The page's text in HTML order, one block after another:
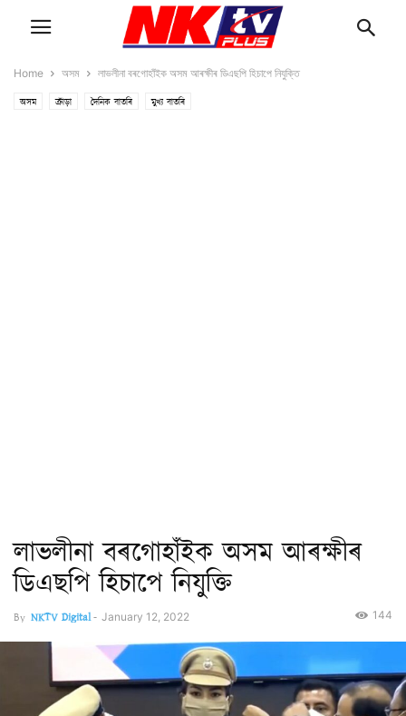
Home অসম লাভলীনা বৰগোহাঁইক অসম আৰক্ষীৰ ডিএছপি হিচাপে নিযুক্তি
অসম ক্ৰীড়া দৈনিক বাতৰি মুখ্য বাতৰি
লাভলীনা বৰগোহাঁইক অসম আৰক্ষীৰ
ডিএছপি হিচাপে নিযুক্তি
By NKTV Digital- January 12, 2022 144